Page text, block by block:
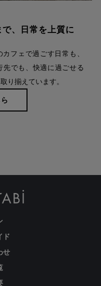
、日常を上質に
フェで過ごす日常も、
先でも、快適に過ごせる
り揃えています。
ド
せ